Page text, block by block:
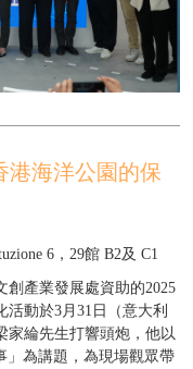
港海洋公園的保
6，29館 B2及 C1
創產業發展處資助的2025
動於3月31日（意大利
家綸先生打響頭炮，他以
」為講題，為現場觀眾帶